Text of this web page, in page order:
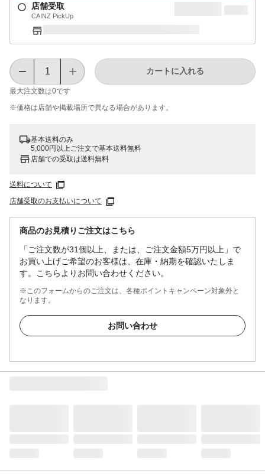
店舗受取
CAINZ PickUp
最大注文数は0です
カートに入れる
※価格は​店舗や​掲載場所で​異なる​場合が​あります。
基本送料のみ
5,000円以上ご注文で基本送料無料
店舗での受取は送料無料
送料について
店舗受取のお支払いについて
商品のお見積りご注文はこちら
「ご注文数が31個以上、または、ご注文金額5万円以上」で
お買い上げご希望のお客様は、在庫・納期を確認いたしま
す。こちらよりお問い合わせください。
※このフォームからのご注文は、各種ポイントキャンペーン対象外と
なります。
お問い合わせ